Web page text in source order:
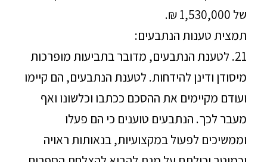
של 1,530,000 ₪.
תמצית טענות הנתבעים:
21. לטענת הנתבעים, מדובר בתביעות מופרכות
מיסודן ודינן להידחות. לטענת הנתבעים, הם קיימו
ועודם מקיימים את ההסכם ככתבו וכלשונו ואף
מעבר לכך. הנתבעים טוענים כי הם פעלו
וממשיכים לפעול במקצועיות, בנאותות ראויה